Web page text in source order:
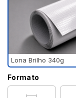
Lona Brilho 340g
Formato